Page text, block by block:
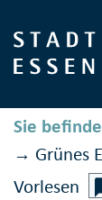
Sie
→ Grünes
Vorlesen